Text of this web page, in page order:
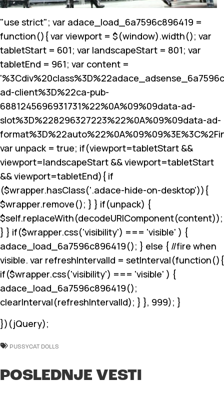
"use strict"; var adace_load_6a7596c896419 =
function(){ var viewport = $(window).width(); var
tabletStart = 601; var landscapeStart = 801; var
tabletEnd = 961; var content =
ad-client%3D%22ca-pub-
6881245696931731%22%0A%09%09data-ad-
slot%3D%228296327223%22%0A%09%09data-ad-
var unpack = true; if(viewport=tabletStart &&
viewport=landscapeStart && viewport=tabletStart
&& viewport=tabletEnd){ if
($wrapper.hasClass('.adace-hide-on-desktop')){
$wrapper.remove(); } } if(unpack) {
$self.replaceWith(decodeURIComponent(content));
} } if($wrapper.css('visibility') === 'visible' ) {
adace_load_6a7596c896419(); } else { //fire when
visible. var refreshIntervalId = setInterval(function(){
if($wrapper.css('visibility') === 'visible' ) {
adace_load_6a7596c896419();
clearInterval(refreshIntervalId); } }, 999); }
})(jQuery);
PUSSYCAT DOLLS
POSLEDNJE VESTI